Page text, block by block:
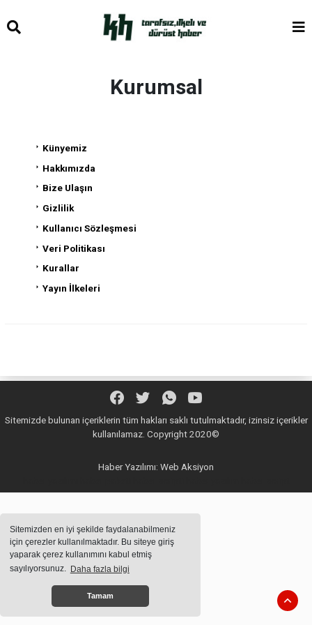
Sitemizden en iyi şekilde faydalanabilmeniz
için çerezler kullanılmaktadır. Bu siteye giriş
yaparak çerez kullanımını kabul etmiş
sayılıyorsunuz. Daha fazla bilgi
Tamam
Kurumsal
Künyemiz
Hakkımızda
Bize Ulaşın
Gizlilik
Kullanıcı Sözleşmesi
Veri Politikası
Kurallar
Yayın İlkeleri
Sitemizde bulunan içeriklerin tüm hakları saklı tutulmaktadır, izinsiz içerikler
kullanılamaz. Copyright 2020©
Haber Yazılımı: Web Aksiyon